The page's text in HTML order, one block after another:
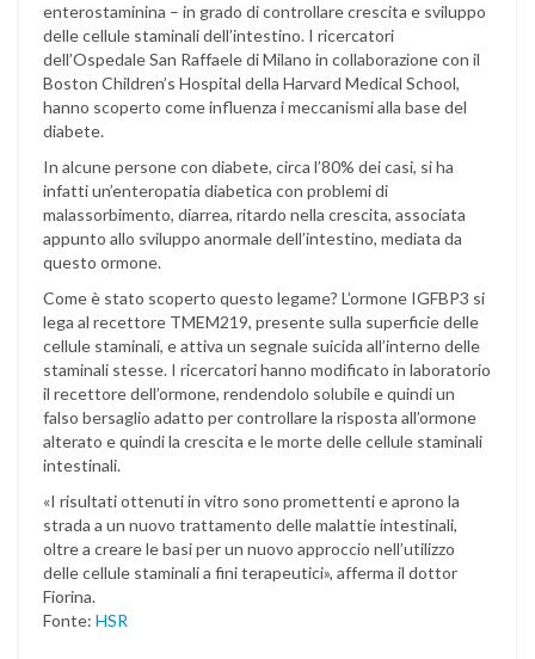
enterostaminina – in grado di controllare crescita e sviluppo
delle cellule staminali dell’intestino. I ricercatori
dell’Ospedale San Raffaele di Milano in collaborazione con il
Boston Children’s Hospital della Harvard Medical School,
hanno scoperto come influenza i meccanismi alla base del
diabete.
In alcune persone con diabete, circa l’80% dei casi, si ha
infatti un’enteropatia diabetica con problemi di
malassorbimento, diarrea, ritardo nella crescita, associata
appunto allo sviluppo anormale dell’intestino, mediata da
questo ormone.
Come è stato scoperto questo legame? L’ormone IGFBP3 si
lega al recettore TMEM219, presente sulla superficie delle
cellule staminali, e attiva un segnale suicida all’interno delle
staminali stesse. I ricercatori hanno modificato in laboratorio
il recettore dell’ormone, rendendolo solubile e quindi un
falso bersaglio adatto per controllare la risposta all’ormone
alterato e quindi la crescita e le morte delle cellule staminali
intestinali.
«I risultati ottenuti in vitro sono promettenti e aprono la
strada a un nuovo trattamento delle malattie intestinali,
oltre a creare le basi per un nuovo approccio nell’utilizzo
delle cellule staminali a fini terapeutici», afferma il dottor
Fiorina.
Fonte: HSR